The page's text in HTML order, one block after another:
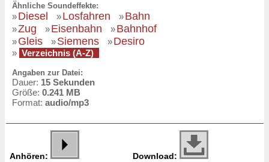
Ähnliche Soundeffekte:
»Diesel »Losfahren »Bahn
»Zug »Eisenbahn »Bahnhof
»Gleis »Siemens »Desiro
» Verzeichnis (A-Z)
Angaben zur Datei:
Dauer: 15 Sekunden
Größe: 0.241 MB
Format: audio/mp3
Anhören: Download: